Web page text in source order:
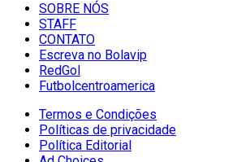
SOBRE NÓS
STAFF
CONTATO
Escreva no Bolavip
RedGol
Futbolcentroamerica
Termos e Condições
Políticas de privacidade
Política Editorial